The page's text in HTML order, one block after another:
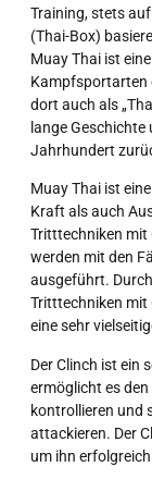
Training, stets
(Thai-Box)
Muay Thai ist
Kampfsportarten
dort auch als
lange
Jahrhundert
Muay Thai ist
Kraft als auch
Tritttechniken mit
werden mit den
ausgeführt.
Tritttechniken mit
eine sehr
Der Clinch ist ein
ermöglicht es
kontrollieren und
attackieren. Der
um ihn